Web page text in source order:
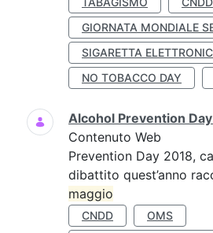
GIORNATA MONDIALE
SIGARETTA
NO TOBACCO DAY
Alcohol Prevention
Contenuto Web
Prevention Day 2018,
dibattito quest’anno
maggio
CNDD
OMS